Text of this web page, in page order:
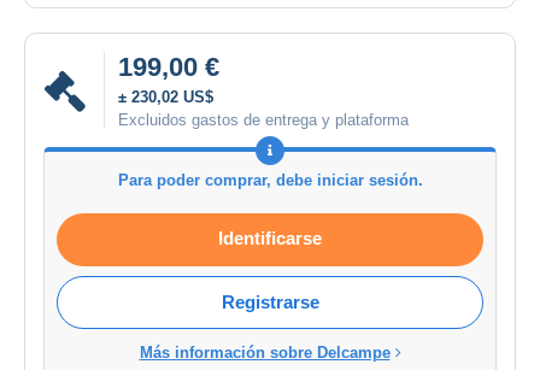
199,00 €
± 230,02 US$
Excluidos gastos de entrega y plataforma
Para poder comprar, debe iniciar sesión.
Identificarse
Registrarse
Más información sobre Delcampe